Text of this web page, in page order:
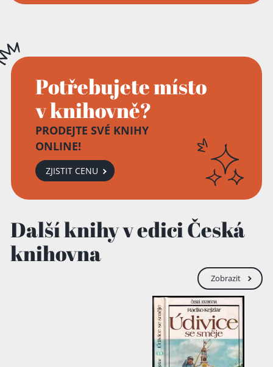
Potřebujete místo
v knihovně?
PRODEJTE SVÉ KNIHY
ONLINE!
ZJISTIT CENU
Další knihy v edici Česká
knihovna
Zobrazit
Přidáno do košíku!